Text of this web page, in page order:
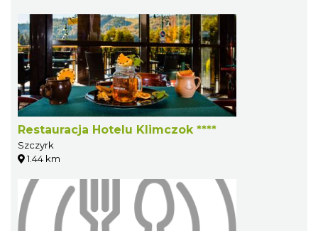
Restauracja Hotelu Klimczok ****
Szczyrk
1.44 km